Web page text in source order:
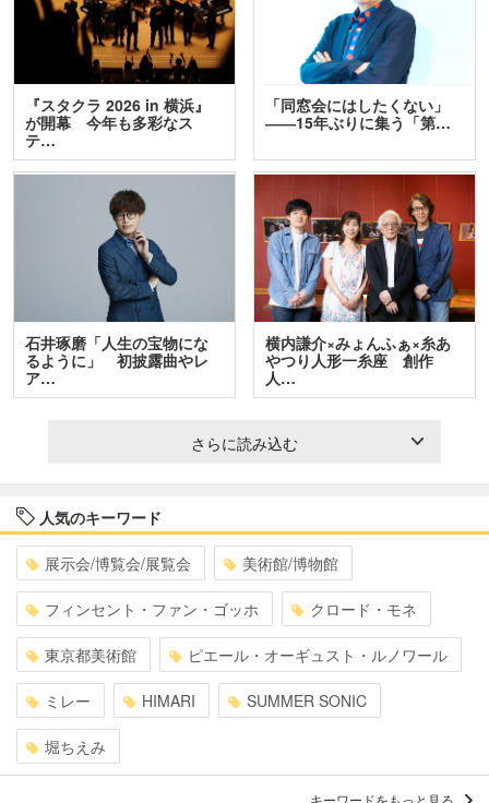
『スタクラ 2026 in 横浜』
が開幕 今年も多彩なス
テ…
「同窓会にはしたくない」
――15年ぶりに集う「第…
石井琢磨「人生の宝物にな
るように」 初披露曲やレ
ア…
横内謙介×みょんふぁ×糸あ
やつり人形一糸座 創作
人…
さらに読み込む
人気のキーワード
展示会/博覧会/展覧会 美術館/博物館
フィンセント・ファン・ゴッホ クロード・モネ
東京都美術館 ピエール・オーギュスト・ルノワール
ミレー HIMARI SUMMER SONIC
堀ちえみ
キーワードをもっと見る